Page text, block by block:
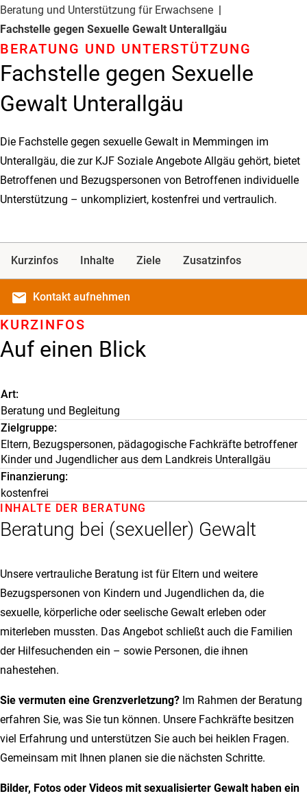
Beratung und Unterstützung für Erwachsene
Fachstelle gegen Sexuelle Gewalt Unterallgäu
Fachstelle gegen Sexuelle
Gewalt Unterallgäu
BERATUNG UND UNTER­STÜTZUNG
Die Fachstelle gegen sexuelle Gewalt in Memmingen im
Unterallgäu, die zur KJF Soziale Angebote Allgäu gehört, bietet
Betroffenen und Bezugspersonen von Betroffenen individuelle
Unterstützung – unkompliziert, kostenfrei und vertraulich.
Kurzinfos Inhalte Ziele Zusatzinfos
email Kontakt aufnehmen
Auf einen Blick
KURZINFOS
Art
Beratung und Begleitung
Zielgruppe
Eltern, Bezugspersonen, pädagogische Fachkräfte betroffener
Kinder und Jugendlicher aus dem Landkreis Unterallgäu
Finanzierung
kostenfrei
Beratung bei (sexueller) Gewalt
INHALTE DER BERATUNG
Unsere vertrauliche Beratung ist für Eltern und weitere
Bezugspersonen von Kindern und Jugendlichen da, die
sexuelle, körperliche oder seelische Gewalt erleben oder
miterleben mussten. Das Angebot schließt auch die Familien
der Hilfesuchenden ein – sowie Personen, die ihnen
nahestehen.
Sie vermuten eine Grenzverletzung? Im Rahmen der Beratung
erfahren Sie, was Sie tun können. Unsere Fachkräfte besitzen
viel Erfahrung und unterstützen Sie auch bei heiklen Fragen.
Gemeinsam mit Ihnen planen sie die nächsten Schritte.
Bilder, Fotos oder Videos mit sexualisierter Gewalt haben ein